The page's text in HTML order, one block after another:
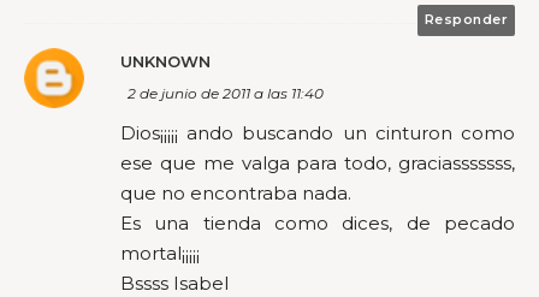
Responder
UNKNOWN
2 de junio de 2011 a las 11:40
Dios¡¡¡¡¡ ando buscando un cinturon como
ese que me valga para todo, graciasssssss,
que no encontraba nada.
Es una tienda como dices, de pecado
mortal¡¡¡¡¡
Bssss Isabel